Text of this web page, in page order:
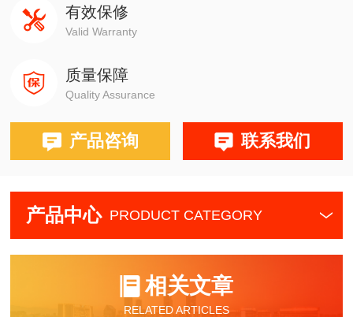
有效保修
Valid Warranty
质量保障
Quality Assurance
产品咨询 联系我们
产品中心 PRODUCT CATEGORY
相关文章
RELATED ARTICLES